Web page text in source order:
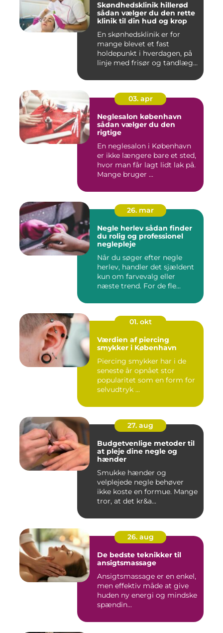
Skøndhedsklinik hillerød
sådan vælger du den rette
klinik til din hud og krop
En skønhedsklinik er for
mange blevet et fast
holdepunkt i hverdagen, på
linje med frisør og tandlæg...
03. apr
Neglesalon københavn
sådan vælger du den
rigtige
En neglesalon i København
er ikke længere bare et sted,
hvor man får lagt lidt lak på.
Mange bruger ...
26. mar
Negle herlev sådan finder
du rolig og professionel
neglepleje
Når du søger efter negle
herlev, handler det sjældent
kun om farvevalg eller
næste trend. For de fle...
01. okt
Værdien af piercing
smykker i København
Piercing smykker har i de
seneste år opnået stor
popularitet som en form for
selvudtryk ...
27. aug
Budgetvenlige metoder til
at pleje dine negle og
hænder
Smukke hænder og
velplejede negle behøver
ikke koste en formue. Mange
tror, at det kr&a...
26. aug
De bedste teknikker til
ansigtsmassage
Ansigtsmassage er en enkel,
men effektiv måde at give
huden ny energi og mindske
spændin...